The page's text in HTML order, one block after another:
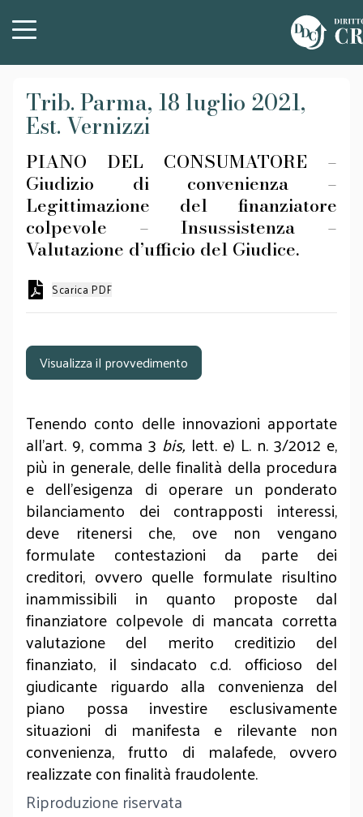
Trib. Parma, 18 luglio 2021,
Est. Vernizzi
PIANO DEL CONSUMATORE –
Giudizio di convenienza –
Legittimazione del finanziatore
colpevole – Insussistenza –
Valutazione d’ufficio del Giudice.
Scarica PDF
Visualizza il provvedimento
Tenendo conto delle innovazioni apportate
all'art. 9, comma 3 bis, lett. e) L. n. 3/2012 e,
più in generale, delle finalità della procedura
e dell’esigenza di operare un ponderato
bilanciamento dei contrapposti interessi,
deve ritenersi che, ove non vengano
formulate contestazioni da parte dei
creditori, ovvero quelle formulate risultino
inammissibili in quanto proposte dal
finanziatore colpevole di mancata corretta
valutazione del merito creditizio del
finanziato, il sindacato c.d. officioso del
giudicante riguardo alla convenienza del
piano possa investire esclusivamente
situazioni di manifesta e rilevante non
convenienza, frutto di malafede, ovvero
realizzate con finalità fraudolente.
Riproduzione riservata